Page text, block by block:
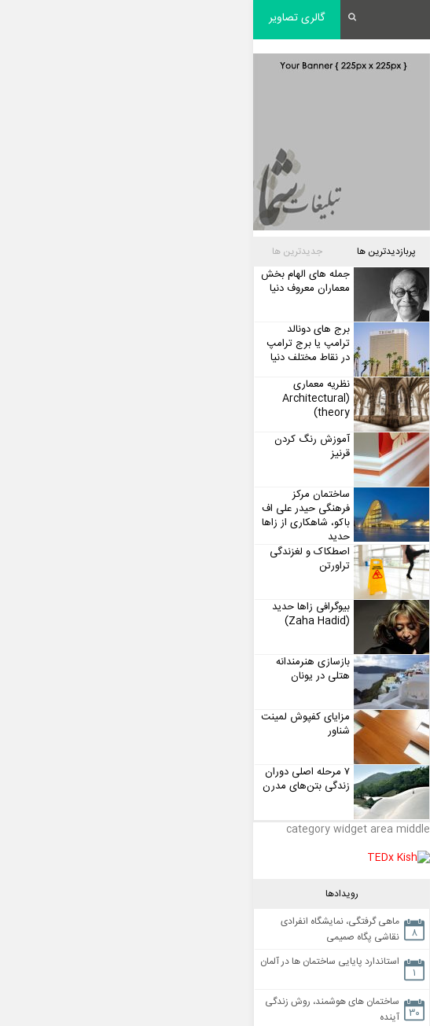
گالری تصاویر
پربازدیدترین ها جدیدترین ها
جمله های الهام بخش
معماران معروف دنیا
برج های دونالد
ترامپ یا برج ترامپ
در نقاط مختلف دنیا
نظریه معماری
(Architectural
theory)
آموزش رنگ کردن
قرنیز
ساختمان مرکز
فرهنگی حیدر علی اف
باکو، شاهکاری از زاها
حدید
اصطکاک و لغزندگی
تراورتن
بیوگرافی زاها حدید
(Zaha Hadid)
بازسازی هنرمندانه
هتلی در یونان
مزایای کفپوش لمینت
شناور
۷ مرحله اصلی دوران
زندگی بتن‌های مدرن
category widget area middle
رویدادها
۸
ماهی گرفتگی، نمایشگاه انفرادی
نقاشی پگاه صمیمی
۱
استاندارد پایایی ساختمان ها در آلمان
۳۰
ساختمان های هوشمند، روش زندگی
آینده